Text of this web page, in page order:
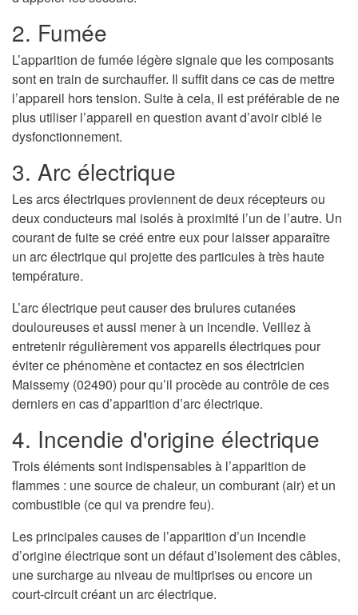
2. Fumée
L’apparition de fumée légère signale que les composants
sont en train de surchauffer. Il suffit dans ce cas de mettre
l’appareil hors tension. Suite à cela, il est préférable de ne
plus utiliser l’appareil en question avant d’avoir ciblé le
dysfonctionnement.
3. Arc électrique
Les arcs électriques proviennent de deux récepteurs ou
deux conducteurs mal isolés à proximité l’un de l’autre. Un
courant de fuite se créé entre eux pour laisser apparaître
un arc électrique qui projette des particules à très haute
température.
L’arc électrique peut causer des brulures cutanées
douloureuses et aussi mener à un incendie. Veillez à
entretenir régulièrement vos appareils électriques pour
éviter ce phénomène et contactez en sos électricien
Maissemy (02490) pour qu’il procède au contrôle de ces
derniers en cas d’apparition d’arc électrique.
4. Incendie d'origine électrique
Trois éléments sont indispensables à l’apparition de
flammes : une source de chaleur, un comburant (air) et un
combustible (ce qui va prendre feu).
Les principales causes de l’apparition d’un incendie
d’origine électrique sont un défaut d’isolement des câbles,
une surcharge au niveau de multiprises ou encore un
court-circuit créant un arc électrique.